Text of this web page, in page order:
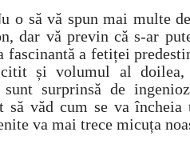
spun mai multe
dar vă previn că s-ar
fascinantă a fetiței
și volumul al doilea,
sunt surprinsă de
să văd cum se va
va mai trece micuța